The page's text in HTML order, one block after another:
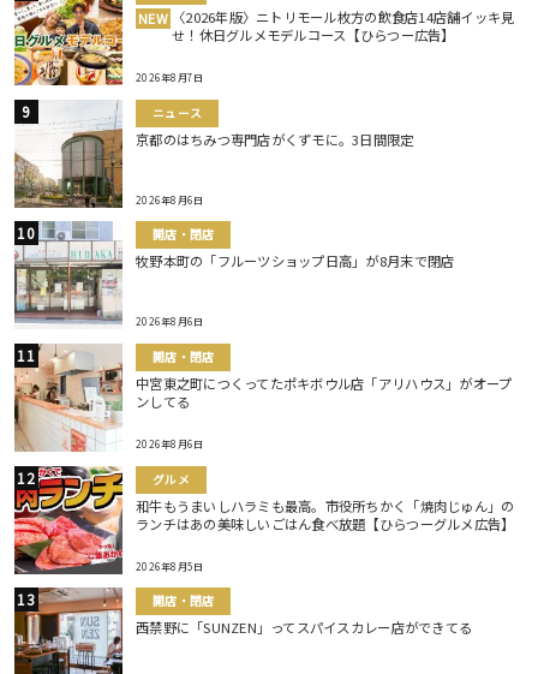
NEW 〈2026年版〉ニトリモール枚方の飲食店14店舗イッキ見
せ！休日グルメモデルコース【ひらつー広告】
2026年8月7日
ニュース
京都のはちみつ専門店がくずモに。3日間限定
2026年8月6日
開店・閉店
牧野本町の「フルーツショップ日高」が8月末で閉店
2026年8月6日
開店・閉店
中宮東之町につくってたポキボウル店「アリハウス」がオープ
ンしてる
2026年8月6日
グルメ
和牛もうまいしハラミも最高。市役所ちかく「焼肉じゅん」の
ランチはあの美味しいごはん食べ放題【ひらつーグルメ広告】
2026年8月5日
開店・閉店
西禁野に「SUNZEN」ってスパイスカレー店ができてる